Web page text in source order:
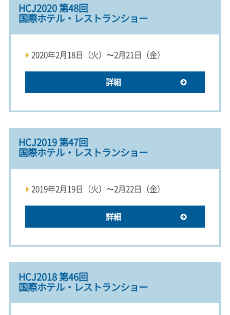
HCJ2020 第48回
国際ホテル・レストランショー
2020年2月18日（火）〜2月21日（金）
詳細
HCJ2019 第47回
国際ホテル・レストランショー
2019年2月19日（火）〜2月22日（金）
詳細
HCJ2018 第46回
国際ホテル・レストランショー